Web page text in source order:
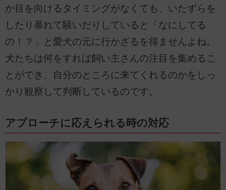
か目を向けるタイミングがなくても、いたずらを
したり暴れて騒いだりしていると「なにしてる
の！？」と愛犬の元に行かざるを得ませんよね。
犬たちは何をすれば飼い主さんの注目を集めるこ
とができ、自分のところに来てくれるのかをしっ
かり観察して判断しているのです。
アプローチに応えられる時の対応